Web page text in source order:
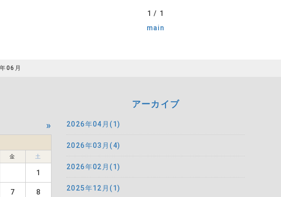
1 / 1
main
06月
»
金 土
1
7 8
アーカイブ
2026年04月(1)
2026年03月(4)
2026年02月(1)
2025年12月(1)